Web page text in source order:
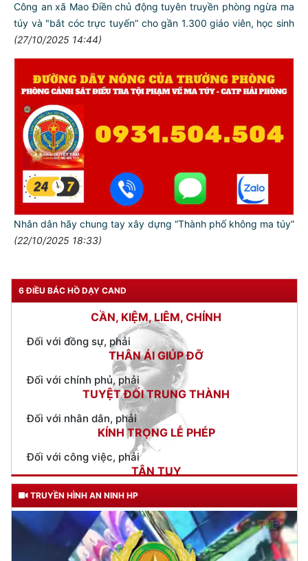
Công an xã Mao Điền chủ động tuyên truyền phòng ngừa ma
túy và "bắt cóc trực tuyến” cho gần 1.300 giáo viên, học sinh
(27/10/2025 14:44)
Nhân dân hãy chung tay xây dựng “Thành phố không ma túy”
(22/10/2025 18:33)
6 ĐIỀU BÁC HỒ DẠY CAND
TƯ CÁCH
NGƯỜI CÔNG AN CÁCH MỆNH LÀ:
Đối với đồng sự, phải
THÂN ÁI GIÚP ĐỠ
Đối với chính phủ, phải
TUYỆT ĐỐI TRUNG THÀNH
Đối với nhân dân, phải
KÍNH TRỌNG LỄ PHÉP
Đối với công việc, phải
TẬN TỤY
Đối với địch, phải
CƯƠNG QUYẾT, KHÔN KHÉO
Trích thư Chủ tịch Hồ Chí Minh
gửi Công an Khu XII,
ngày 11 tháng 3 năm 1948.
TRUYỀN HÌNH AN NINH HP